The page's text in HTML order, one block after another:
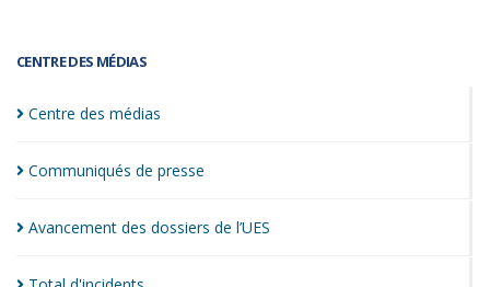
CENTRE DES MÉDIAS
Centre des médias
Communiqués de presse
Avancement des dossiers de l’UES